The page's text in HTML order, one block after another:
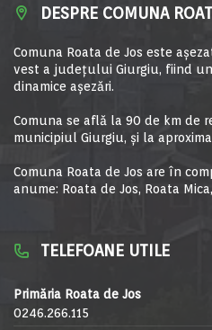
DESPRE COMUNA
Comuna Roata de Jos este
vest a judeţului Giurgiu, fiind
dinamice aşezări.
Comuna se află la 90 de km de
municipiul Giurgiu, şi la
Comuna Roata de Jos are în
anume: Roata de Jos, Roata
TELEFOANE UTILE
Primăria Roata de Jos
0246.266.115